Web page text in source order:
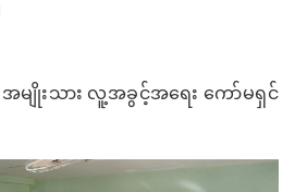
အမျိုးသား လူ့အခွင့်အရေး ကော်မရှင်